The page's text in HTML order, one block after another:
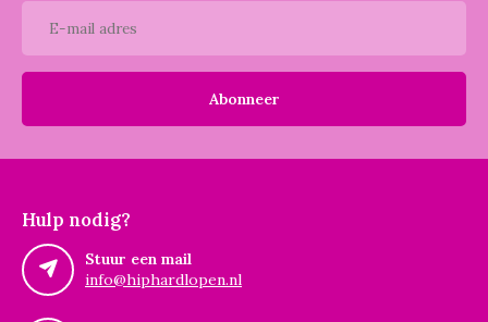
Abonneer
Hulp nodig?
Stuur een mail
info@hiphardlopen.nl